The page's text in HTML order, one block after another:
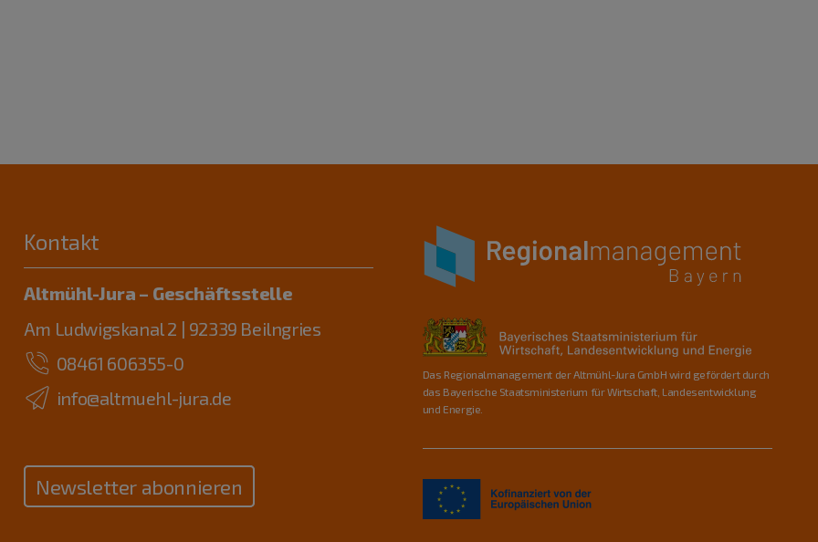
Kontakt
Altmühl-Jura – Geschäftsstelle
Am Ludwigskanal 2 | 92339 Beilngries
08461 606355-0
info@altmuehl-jura.de
Newsletter abonnieren
Das Regionalmanagement der Altmühl-Jura GmbH wird gefördert durch
das Bayerische Staatsministerium für Wirtschaft, Landesentwicklung
und Energie.